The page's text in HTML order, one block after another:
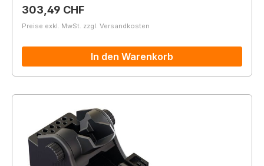
Regulärer Preis:
303,49 CHF
Preise exkl. MwSt. zzgl. Versandkosten
In den Warenkorb